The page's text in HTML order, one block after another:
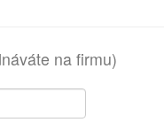
na firmu)